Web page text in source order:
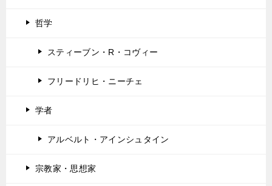
哲学
スティーブン・R・コヴィー
フリードリヒ・ニーチェ
学者
アルベルト・アインシュタイン
宗教家・思想家